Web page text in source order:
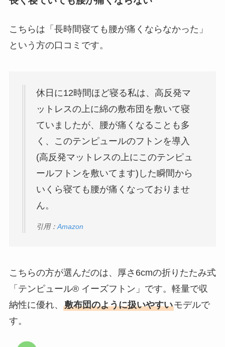
こちらは「長時間寝ても腰が痛くならなかった」
という方の口コミです。
休日に12時間ほど寝る私は、高反発マ
ットレスの上に綿の敷布団を敷いて寝
ていましたが、腰が痛くなることも多
く、このテンピュールのフトンを導入
(高反発マットレスの上にこのテンピュ
ールフトンを敷いてます)した瞬間から
いくら寝ても腰が痛くなっておりませ
ん。
引用： Amazon
こちらの方が選んだのは、厚さ6cmの折りたたみ式
「テンピュール® イーズフトン」です。軽量で収
納性に優れ、 敷布団のように扱いやすいモデルで
す。